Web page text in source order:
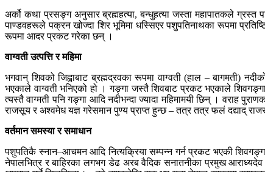
अर्को कथा प्रसङ्ग अनुसार ब्रह्महत्या, बन्धुहत्या जस्ता महापातकले ग्रस्त
पाण्डवहरूले पक्रन खोज्दा शिर भूमिमा धस्सिएर पशुपतिनाथका रूपमा
रूपमा आदर प्रकट गरेका छन् ।
वाग्वती उत्पत्ति र महिमा
भगवान् शिवको जिह्वाबाट ब्रह्मद्रवका रूपमा वाग्वती (हाल – बागमती)
भएकाले वाग्वती भनिएको हो । गङ्गा जस्तै शिवबाट प्रकट भएकाले
त्यस्तै वाग्मती पनि गङ्गा आदि नदीभन्दा ज्यादा महिमामयी छिन् । वराह
राजसूय र अश्वमेध यज्ञ गरेसमान पुण्य प्राप्त हुन्छ – तत्र तत्र फलं दद्याद्
वर्तमान समस्या र समाधान
पशुपतिकै स्नान–आचमन आदि नित्यक्रिया सम्पन्न गर्न प्रकट भएकी
नेपालभित्र र बाहिरका लगभग डेढ अरब वैदिक सनातनीका प्रमुख आराध्यदेव